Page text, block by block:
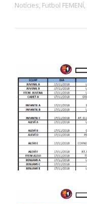
Notícies, Futbol FEMENÍ,